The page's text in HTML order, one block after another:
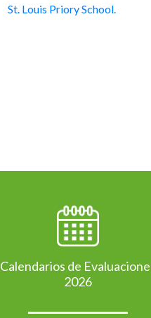
St. Louis Priory School.
Calendarios de
2026